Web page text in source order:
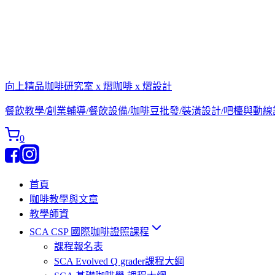
向上精品咖啡研究室 x 熠咖啡 x 熠設計
餐飲教學/創業輔導/餐飲設備/咖啡豆批發/裝潢設計/吧檯與動
0
首頁
咖啡教學與文章
教學師資
SCA CSP 國際咖啡證照課程
課程報名表
SCA Evolved Q grader課程大綱